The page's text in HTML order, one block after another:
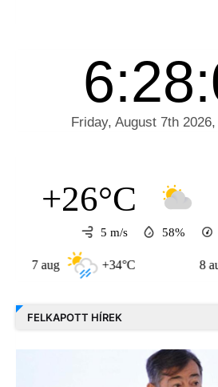
+26°C
5 m/s 58%
+34°C
FELKAPOTT HÍREK